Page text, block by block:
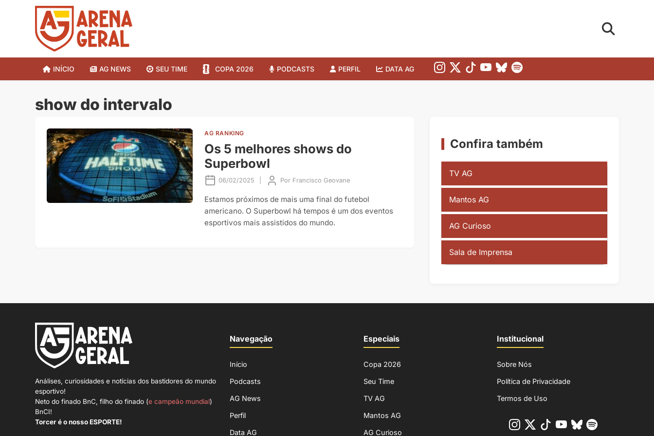
INÍCIO AG NEWS SEU TIME COPA 2026 PODCASTS PERFIL DATA AG
show do intervalo
AG RANKING
Os 5 melhores shows do
Superbowl
06/02/2025 Por Francisco Geovane
Estamos próximos de mais uma final do futebol
americano. O Superbowl há tempos é um dos eventos
esportivos mais assistidos do mundo.
Confira também
TV AG
Mantos AG
AG Curioso
Sala de Imprensa
Análises, curiosidades e notícias dos bastidores do mundo
esportivo!
Neto do finado BnC, filho do finado (e campeão mundial)
BnCI!
Torcer é o nosso ESPORTE!
Navegação
Início
Podcasts
AG News
Perfil
Data AG
Especiais
Copa 2026
Seu Time
TV AG
Mantos AG
AG Curioso
Institucional
Sobre Nós
Política de Privacidade
Termos de Uso